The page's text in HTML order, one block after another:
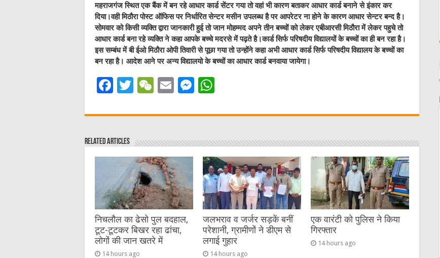
महराजगंज स्थित एक बैंक में बन रहे आधार कार्ड सेंटर गया तो वहां भी कारण बताकर आधार कार्ड बनाने से इंकार कर
दिया।वही मिठौरा पोस्ट ऑफिस पर निर्धारित सेन्टर मसीन उपलब्ध है पर आपरेटर ना होने के कारण आधार सेन्टर बन्द है।
सोमवार को किसी व्यक्ति द्वारा जानकारी हुई तो जान मोहम्मद अपने तीन बच्चों को लेकर एबीआरसी मिठौरा में लेकर पहुचे तो
आधार कार्ड बना रहे व्यक्ति ने कहा आपके बच्चे मदरसे में पढ़ते है।कार्ड सिर्फ परिषदीय विद्यालयों के बच्चों का ही बन रहा है।
इस सम्बंध में बी ईओ मिठौरा ओपी तिवारी से पूछा गया तो उन्होंने कहा अभी आधार कार्ड सिर्फ परिषदीय विद्यालय के बच्चों का
बन रहा है। आदेश आने पर अन्य विद्यालयो के बच्चों का आधार कार्ड बनवाया जायेगा।
F
c
e
b
o
o
k
T
it
r
W
C
at
E
ai
M
ss
n
g
er
at
A
p
p
Related Articles
निचलौल का ढेसो पुल बदहाल,
टूट-टूटकर बिखर रहा ढांचा,
लोगों की जान खतरे में
14 hours ago
जलभराव व जर्जर सड़कें बनीं
परेशानी, ग्रामीणों ने डीएम से
लगाई गुहार
14 hours ago
एक वारंटी को पुलिस ने किया
गिरफ्तार
14 hours ago